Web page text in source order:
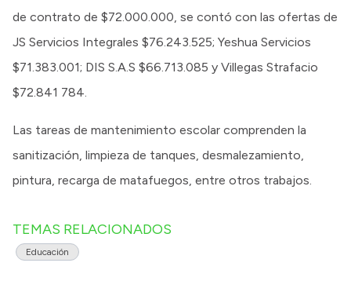
de contrato de $72.000.000, se contó con las ofertas de
JS Servicios Integrales $76.243.525; Yeshua Servicios
$71.383.001; DIS S.A.S $66.713.085 y Villegas Strafacio
$72.841 784.
Las tareas de mantenimiento escolar comprenden la
sanitización, limpieza de tanques, desmalezamiento,
pintura, recarga de matafuegos, entre otros trabajos.
TEMAS RELACIONADOS
Educación